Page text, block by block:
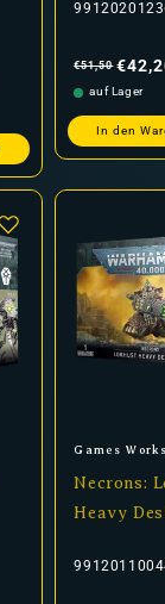
Preis
€51,50
auf Lager
In den
Anbieter:
Games
Necrons:
Heavy